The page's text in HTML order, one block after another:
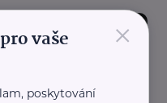
×
vaše
poskytování